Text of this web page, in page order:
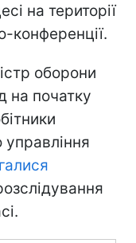
на території
конференції.
оборони
на початку
управління